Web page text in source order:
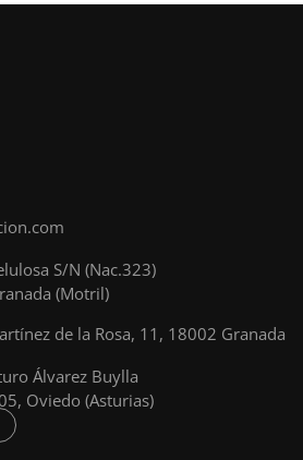
S/N (Nac.323)
(Motril)
de la Rosa, 11, 18002 Granada
Álvarez Buylla
Oviedo (Asturias)